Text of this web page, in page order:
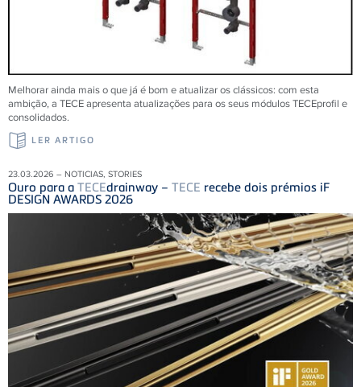
Melhorar ainda mais o que já é bom e atualizar os clássicos: com esta
ambição, a TECE apresenta atualizações para os seus módulos TECEprofil e
consolidados.
LER ARTIGO
23.03.2026 – NOTICIAS, STORIES
Ouro para a TECEdrainway – TECE recebe dois prémios iF
DESIGN AWARDS 2026